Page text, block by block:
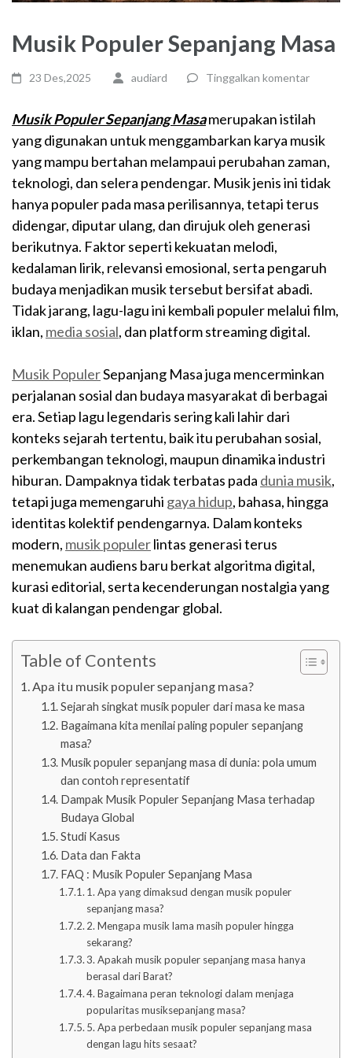
Musik Populer Sepanjang Masa
23 Des,2025 audiard Tinggalkan komentar
Musik Populer Sepanjang Masamerupakan istilah
yang digunakan untuk menggambarkan karya musik
yang mampu bertahan melampaui perubahan zaman,
teknologi, dan selera pendengar. Musik jenis ini tidak
hanya populer pada masa perilisannya, tetapi terus
didengar, diputar ulang, dan dirujuk oleh generasi
berikutnya. Faktor seperti kekuatan melodi,
kedalaman lirik, relevansi emosional, serta pengaruh
budaya menjadikan musik tersebut bersifat abadi.
Tidak jarang, lagu-lagu ini kembali populer melalui film,
iklan, media sosial, dan platform streaming digital.
Musik PopulerSepanjang Masa juga mencerminkan
perjalanan sosial dan budaya masyarakat di berbagai
era. Setiap lagu legendaris sering kali lahir dari
konteks sejarah tertentu, baik itu perubahan sosial,
perkembangan teknologi, maupun dinamika industri
hiburan. Dampaknya tidak terbatas pada dunia musik,
tetapi juga memengaruhi gaya hidup, bahasa, hingga
identitas kolektif pendengarnya. Dalam konteks
modern, musik populerlintas generasi terus
menemukan audiens baru berkat algoritma digital,
kurasi editorial, serta kecenderungan nostalgia yang
kuat di kalangan pendengar global.
Table of Contents
Apa itu musik populer sepanjang masa?
Sejarah singkat musik populer dari masa ke masa
Bagaimana kita menilai paling populer sepanjang
masa?
Musik populer sepanjang masa di dunia: pola umum
dan contoh representatif
Dampak Musik Populer Sepanjang Masa terhadap
Budaya Global
Studi Kasus
Data dan Fakta
FAQ : Musik Populer Sepanjang Masa
1. Apa yang dimaksud dengan musik populer
sepanjang masa?
2. Mengapa musik lama masih populer hingga
sekarang?
3. Apakah musik populer sepanjang masa hanya
berasal dari Barat?
4. Bagaimana peran teknologi dalam menjaga
popularitas musiksepanjang masa?
5. Apa perbedaan musik populer sepanjang masa
dengan lagu hits sesaat?